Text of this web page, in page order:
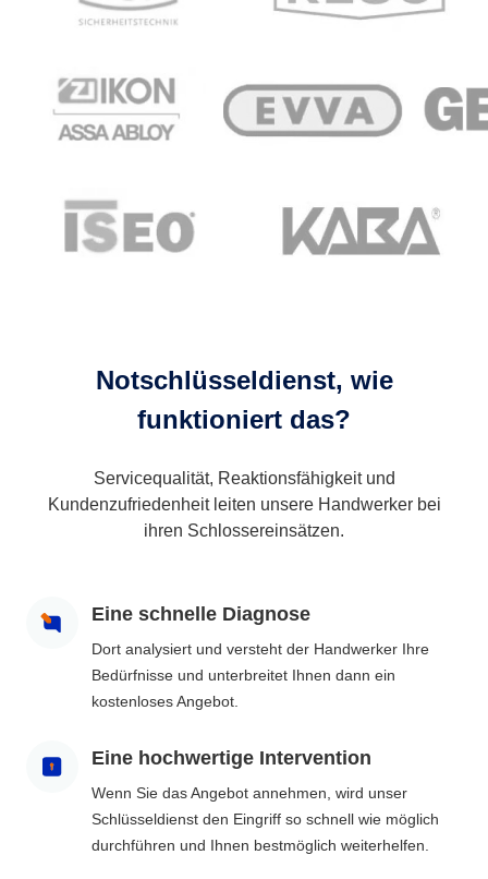
Notschlüsseldienst, wie
funktioniert das?
Servicequalität, Reaktionsfähigkeit und
Kundenzufriedenheit leiten unsere Handwerker bei
ihren Schlossereinsätzen.
Eine schnelle Diagnose
Dort analysiert und versteht der Handwerker Ihre
Bedürfnisse und unterbreitet Ihnen dann ein
kostenloses Angebot.
Eine hochwertige Intervention
Wenn Sie das Angebot annehmen, wird unser
Schlüsseldienst den Eingriff so schnell wie möglich
durchführen und Ihnen bestmöglich weiterhelfen.